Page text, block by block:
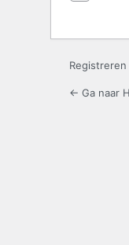
Registreren
← Ga naar